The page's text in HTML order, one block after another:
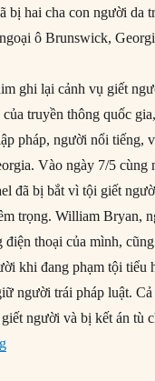
bị hai cha con người da
ô Brunswick,
ghi lại cảnh vụ giết
truyền thông quốc
pháp, người nổi tiếng,
Vào ngày 7/5 cùng
đã bị bắt vì tội giết
trọng. William Bryan,
điện thoại của mình,
khi đang phạm tội tiểu
người trái pháp luật. Cả
người và bị kết án tù
“23/02/2020: Ahmaud